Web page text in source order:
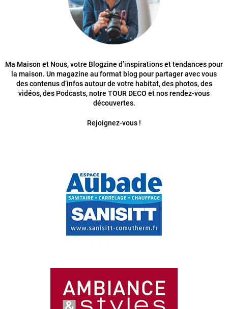
Ma Maison et Nous, votre Blogzine d’inspirations et tendances pour
la maison. Un magazine au format blog pour partager avec vous
des contenus d’infos autour de votre habitat, des photos, des
vidéos, des Podcasts, notre TOUR DECO et nos rendez-vous
découvertes.
Rejoignez-vous !